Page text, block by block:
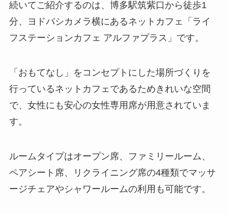
続いてご紹介するのは、博多駅筑紫口から徒歩1
分、ヨドバシカメラ横にあるネットカフェ「ライ
フステーションカフェ アルファプラス」です。
「おもてなし」をコンセプトにした場所づくりを
行っているネットカフェであるためきれいな空間
で、女性にも安心の女性専用席が用意されていま
す。
ルームタイプはオープン席、ファミリールーム、
ペアシート席、リクライニング席の4種類でマッサ
ージチェアやシャワールームの利用も可能です。